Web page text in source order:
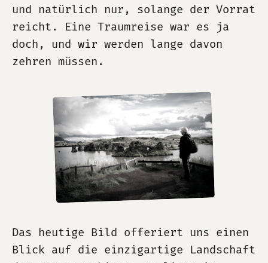
und natürlich nur, solange der Vorrat
reicht. Eine Traumreise war es ja
doch, und wir werden lange davon
zehren müssen.
Das heutige Bild offeriert uns einen
Blick auf die einzigartige Landschaft